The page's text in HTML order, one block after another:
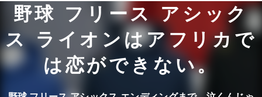
野球 フリース アシック
ス ライオンはアフリカで
は恋ができない。